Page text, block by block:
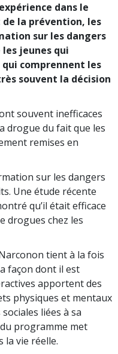
dans le
la prévention, les
sur les dangers
jeunes qui
comprennent les
souvent la décision
souvent inefficaces
drogue du fait que les
remises en
sur les dangers
Une étude récente
qu’il était efficace
drogues chez les
tient à la fois
façon dont il est
apportent des
physiques et mentaux
liées à sa
programme met
la vie réelle.